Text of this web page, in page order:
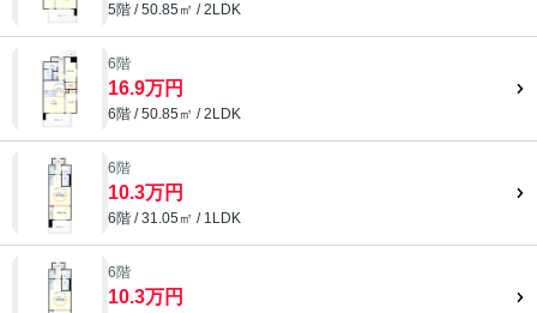
5階 / 50.85㎡ / 2LDK
6階
16.9万円
6階 / 50.85㎡ / 2LDK
6階
10.3万円
6階 / 31.05㎡ / 1LDK
6階
10.3万円